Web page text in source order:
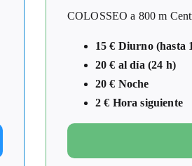
COLOSSEO a 800 m
15 € Diurno (hasta
20 € al día (24 h)
20 € Noche
2 € Hora siguiente